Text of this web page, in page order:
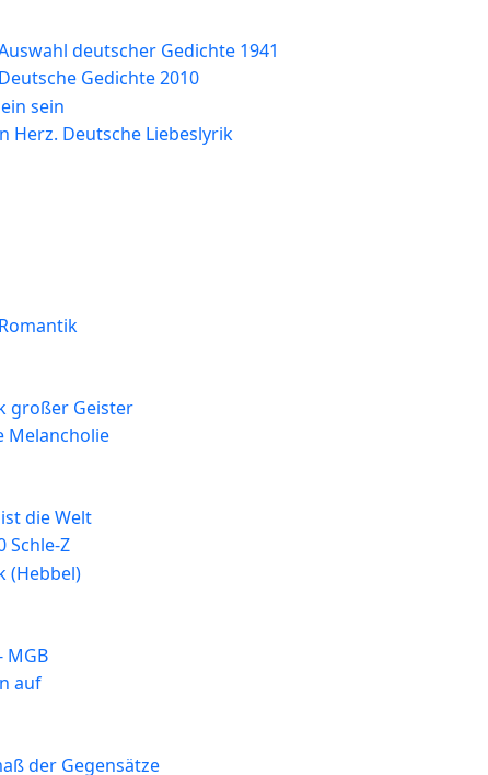
deutscher Gedichte 1941
Gedichte 2010
sein
Herz. Deutsche Liebeslyrik
großer Geister
Melancholie
die Welt
Schle-Z
(Hebbel)
MGB
auf
der Gegensätze